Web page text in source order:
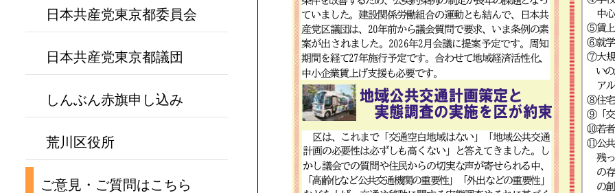
日本共産党東京都委員会
日本共産党東京都議団
しんぶん赤旗申し込み
荒川区役所
ご意見・ご質問はこちら